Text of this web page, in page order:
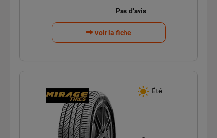
Voir la fiche
Été